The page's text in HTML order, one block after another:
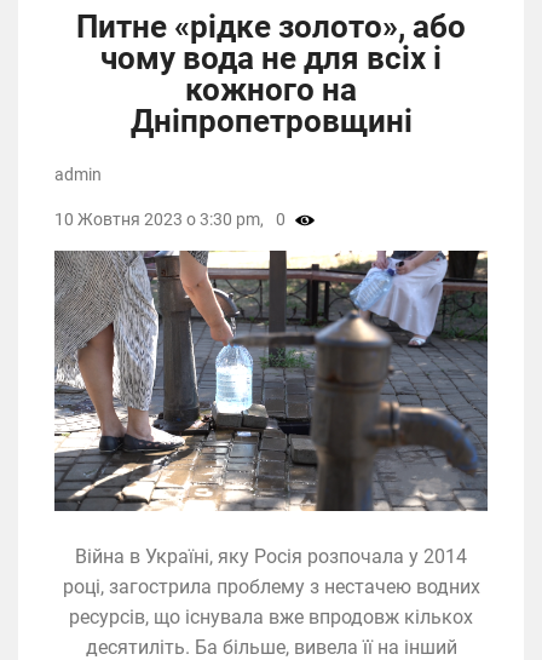
Питне «рідке золото», або
чому вода не для всіх і
кожного на
Дніпропетровщині
Війна в Україні, яку Росія розпочала у 2014
році, загострила проблему з нестачею водних
ресурсів, що існувала вже впродовж кількох
десятиліть. Ба більше, вивела її на інший
admin
10 Жовтня 2023 о 3:30 pm, 0